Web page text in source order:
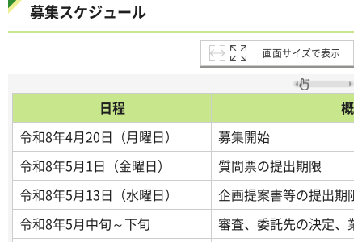
募集スケジュール
画面サイズで表示
日程
概
令和8年4月20日（月曜日）
募集開始
令和8年5月1日（金曜日）
質問票の提出期限
令和8年5月13日（水曜日）
企画提案書等の提出期限
令和8年5月中旬～下旬
審査、委託先の決定、